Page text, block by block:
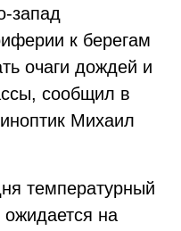
запад
к берегам
очаги дождей и
сообщил в
Михаил
температурный
на